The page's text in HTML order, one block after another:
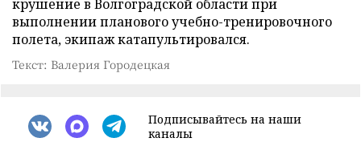
крушение в Волгоградской области при
выполнении планового учебно-тренировочного
полета, экипаж катапультировался.
Текст: Валерия Городецкая
Подписывайтесь на наши
каналы